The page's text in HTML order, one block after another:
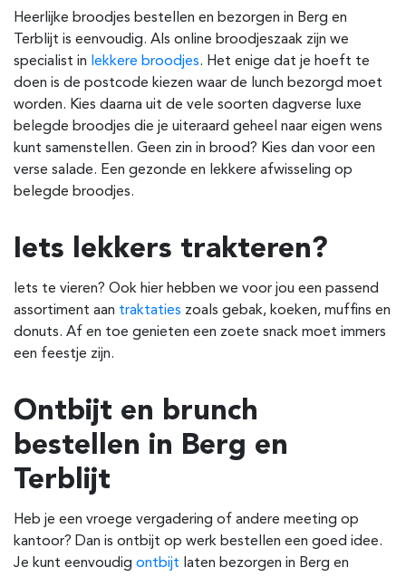
Heerlijke broodjes bestellen en bezorgen in Berg en
Terblijt is eenvoudig. Als online broodjeszaak zijn we
specialist in lekkere broodjes. Het enige dat je hoeft te
doen is de postcode kiezen waar de lunch bezorgd moet
worden. Kies daarna uit de vele soorten dagverse luxe
belegde broodjes die je uiteraard geheel naar eigen wens
kunt samenstellen. Geen zin in brood? Kies dan voor een
verse salade. Een gezonde en lekkere afwisseling op
belegde broodjes.
Iets lekkers trakteren?
Iets te vieren? Ook hier hebben we voor jou een passend
assortiment aan traktaties zoals gebak, koeken, muffins en
donuts. Af en toe genieten een zoete snack moet immers
een feestje zijn.
Ontbijt en brunch
bestellen in Berg en
Terblijt
Heb je een vroege vergadering of andere meeting op
kantoor? Dan is ontbijt op werk bestellen een goed idee.
Je kunt eenvoudig ontbijt laten bezorgen in Berg en